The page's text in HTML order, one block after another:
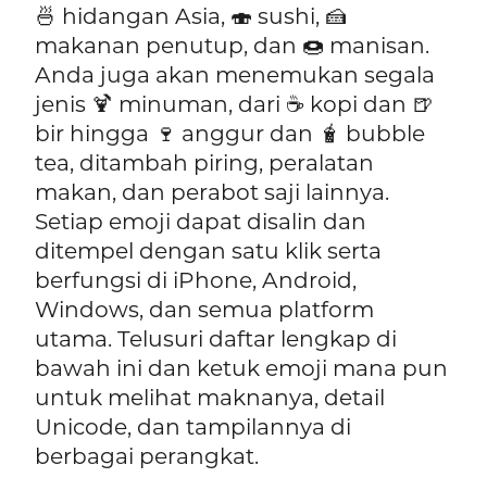
🍜 hidangan Asia, 🍣 sushi, 🍰
makanan penutup, dan 🍩 manisan.
Anda juga akan menemukan segala
jenis 🍹 minuman, dari ☕ kopi dan 🍺
bir hingga 🍷 anggur dan 🧋 bubble
tea, ditambah piring, peralatan
makan, dan perabot saji lainnya.
Setiap emoji dapat disalin dan
ditempel dengan satu klik serta
berfungsi di iPhone, Android,
Windows, dan semua platform
utama. Telusuri daftar lengkap di
bawah ini dan ketuk emoji mana pun
untuk melihat maknanya, detail
Unicode, dan tampilannya di
berbagai perangkat.